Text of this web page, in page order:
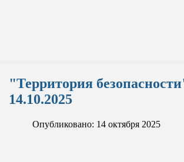
"Территория
14.10.2025
Опубликовано: 14 октября 2025